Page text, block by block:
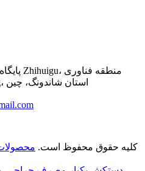
پیشرفته، شهر Liaocheng، استان شاندونگ، چین
© Copyright - 2020-2022: کلیه حقوق محفوظ است.